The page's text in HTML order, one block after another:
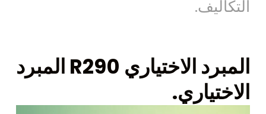
التكاليف.
المبرد الاختياري R290 المبرد
الاختياري.